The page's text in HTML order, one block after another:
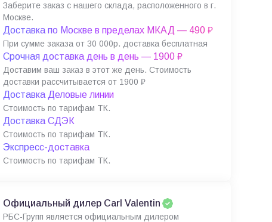
Заберите заказ с нашего склада, расположенного в г.
Москве.
Доставка по Москве в пределах МКАД — 490 ₽
При сумме заказа от 30 000р. доставка бесплатная
Срочная доставка день в день — 1900 ₽
Доставим ваш заказ в этот же день. Стоимость
доставки рассчитывается от 1900 ₽
Доставка Деловые линии
Стоимость по тарифам ТК.
Доставка СДЭК
Стоимость по тарифам ТК.
Экспресс-доставка
Стоимость по тарифам ТК.
Официальный дилер Carl Valentin
РБС-Групп является официальным дилером